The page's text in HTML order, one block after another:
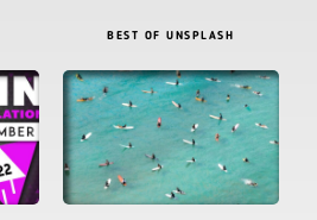
BEST OF UNSPLASH